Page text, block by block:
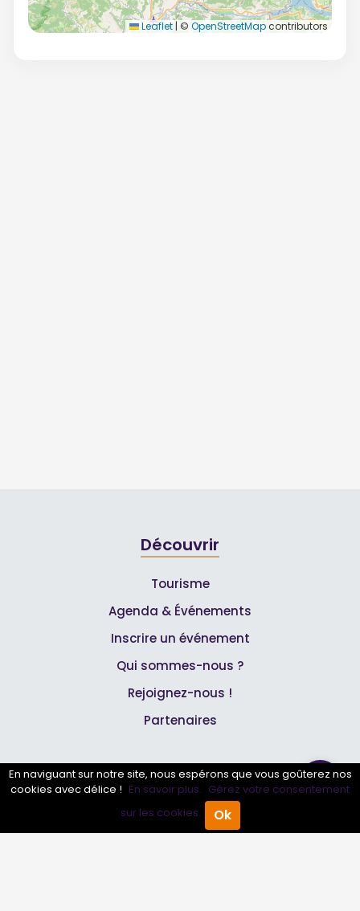
Annuaire Pro Agenda
Leaflet | © OpenStreetMapcontributors
Découvrir
Tourisme
Agenda & Événements
Inscrire un événement
Qui sommes-nous ?
Rejoignez-nous !
Partenaires
Professionnels
Annuaire pro
Inscrire mon entreprise
En naviguant sur notre site, nous espérons que vous goûterez nos
cookies avec délice ! En savoir plus. Gérez votre consentement
sur les cookies.
Ok